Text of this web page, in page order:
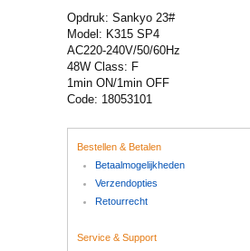
Opdruk: Sankyo 23#
Model: K315 SP4
AC220-240V/50/60Hz
48W Class: F
1min ON/1min OFF
Code: 18053101
Bestellen & Betalen
Betaalmogelijkheden
Verzendopties
Retourrecht
Service & Support